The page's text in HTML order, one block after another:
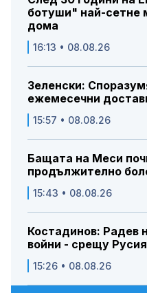
ботуши" най-сетне
дома
16:13 • 08.08.26
Зеленски:
ежемесечни
15:57 • 08.08.26
Бащата на Меси
продължително
15:43 • 08.08.26
Костадинов: Радев
войни - срещу
15:26 • 08.08.26